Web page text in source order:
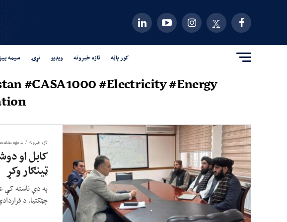
کور پاڼه تازه خبرونه ویډیو نړۍ سیمه
#CASA1000 #Electricity #Energy
تازه خبرونه 4 months ago
ټینګار وکړ
چټکتیا، د